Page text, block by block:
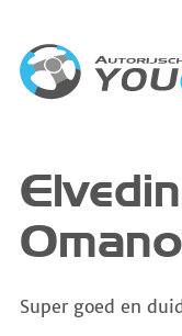
Prijzen
Super goed en